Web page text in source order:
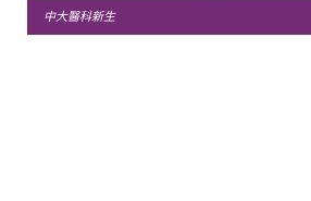
中大醫科新生